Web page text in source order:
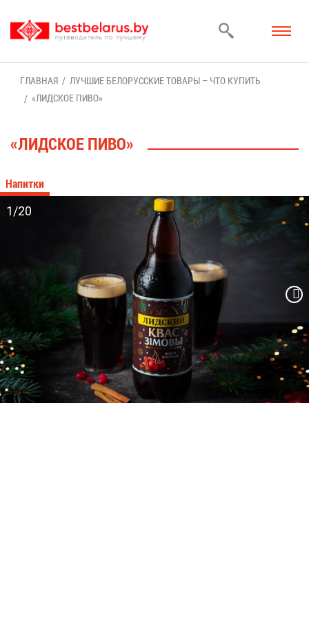
ГЛАВ­НАЯ
ЛУЧ­ШИЕ БЕ­ЛО­РУС­СКИЕ ТО­ВА­РЫ – ЧТО КУ­ПИТЬ
«ЛИД­СКОЕ ПИ­ВО»
«ЛИД­СКОЕ ПИ­ВО»
На­пит­ки
1/20